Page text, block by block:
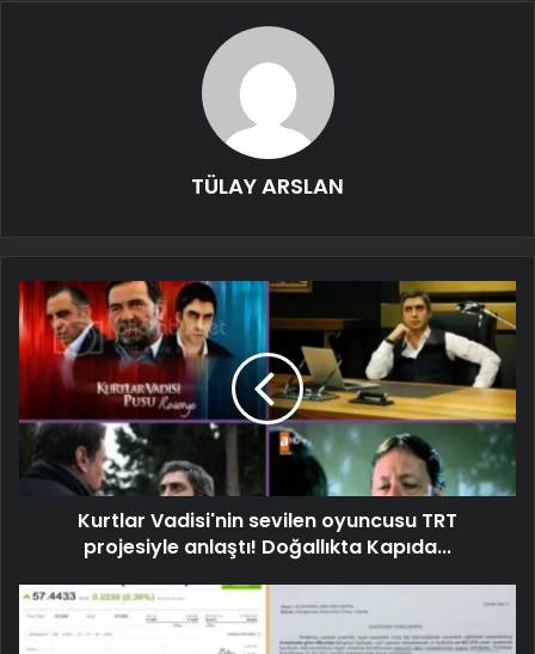
TÜLAY ARSLAN
Kurtlar Vadisi'nin sevilen oyuncusu TRT
projesiyle anlaştı! Doğallıkta Kapıda...